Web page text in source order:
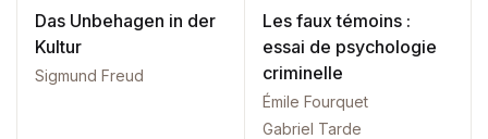
Das Unbehagen in der
Kultur
Sigmund Freud
Les faux témoins :
essai de psychologie
criminelle
Émile Fourquet
Gabriel Tarde